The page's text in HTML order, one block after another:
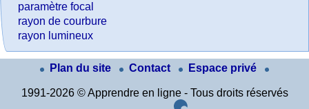
paramètre focal
rayon de courbure
rayon lumineux
Plan du site Contact Espace privé
1991-2026 © Apprendre en ligne - Tous droits réservés